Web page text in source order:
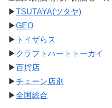
▶TSUTAYA(ツタヤ)
▶GEO
▶ トイザらス
▶ クラフトハートトーカイ
▶百貨店
▶チェーン店別
▶全国総合